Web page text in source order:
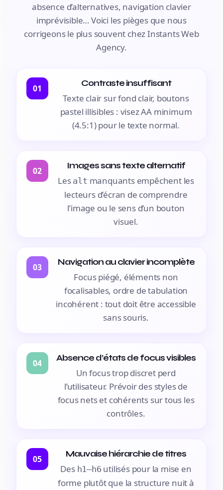
absence d’alternatives, navigation clavier
imprévisible… Voici les pièges que nous
corrigeons le plus souvent chez Instants Web
Agency.
01 Contraste insuffisant
Texte clair sur fond clair, boutons
pastel illisibles : visez AA minimum
(4.5:1) pour le texte normal.
02 Images sans texte alternatif
Les alt manquants empêchent les
lecteurs d’écran de comprendre
l’image ou le sens d’un bouton
visuel.
03 Navigation au clavier incomplète
Focus piégé, éléments non
focalisables, ordre de tabulation
incohérent : tout doit être accessible
sans souris.
04 Absence d’états de focus visibles
Un focus trop discret perd
l’utilisateur. Prévoir des styles de
focus nets et cohérents sur tous les
contrôles.
05 Mauvaise hiérarchie de titres
Des h1–h6 utilisés pour la mise en
forme plutôt que la structure nuit à